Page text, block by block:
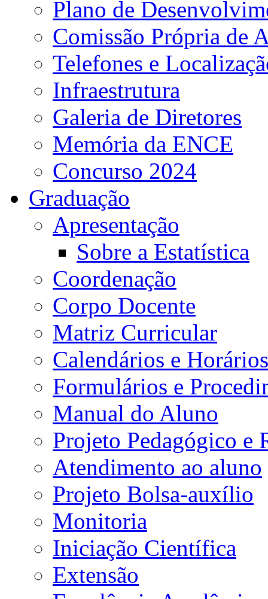
Plano de
Comissão Própria de
Telefones e
Infraestrutura
Galeria de Diretores
Memória da ENCE
Concurso 2024
Graduação
Apresentação
Sobre a Estatística
Coordenação
Corpo Docente
Matriz Curricular
Calendários e Horários
Formulários e
Manual do Aluno
Projeto Pedagógico e
Atendimento ao aluno
Projeto Bolsa-auxílio
Monitoria
Iniciação Científica
Extensão